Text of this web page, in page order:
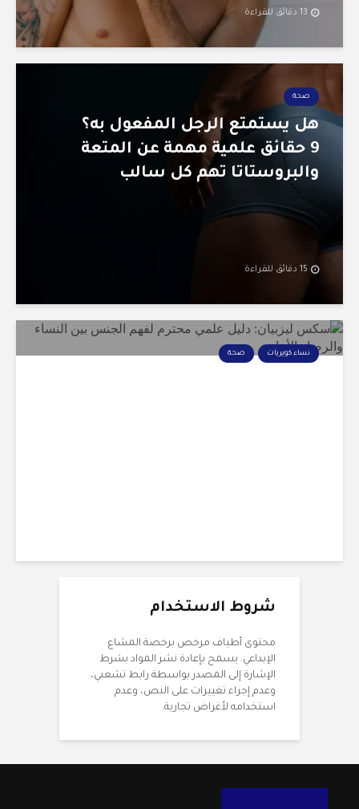
13 دقائق للقراءة
صحة
هل يستمتع الرجل المفعول به؟
9 حقائق علمية مهمة عن المتعة
والبروستاتا تهم كل سالب
15 دقائق للقراءة
نساء كويريات صحة
شروط الاستخدام
محتوى أطياف مرخص برخصة المشاع
الإبداعي. يسمح بإعادة نشر المواد بشرط
الإشارة إلى المصدر بواسطة رابط تشعبي،
وعدم إجراء تغييرات على النص، وعدم
استخدامه لأغراض تجارية.